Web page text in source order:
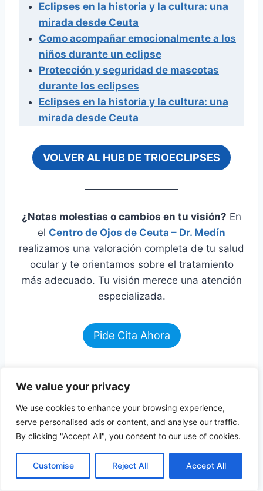
We value your privacy
We use cookies to enhance your browsing experience,
serve personalised ads or content, and analyse our traffic.
By clicking "Accept All", you consent to our use of cookies.
Customise Reject All Accept All
Eclipses en la historia y la cultura: una
mirada desde Ceuta
Como acompañar emocionalmente a los
niños durante un eclipse
Protección y seguridad de mascotas
durante los eclipses
Eclipses en la historia y la cultura: una
mirada desde Ceuta
VOLVER AL HUB DE TRIOECLIPSES
¿Notas molestias o cambios en tu visión? En
el Centro de Ojos de Ceuta – Dr. Medín
realizamos una valoración completa de tu salud
ocular y te orientamos sobre el tratamiento
más adecuado. Tu visión merece una atención
especializada.
Pide Cita Ahora
desconocer esta información.
¡Comparte este artículoy ayuda
más personas a proteger su
visión!»
↑ Volver al índice